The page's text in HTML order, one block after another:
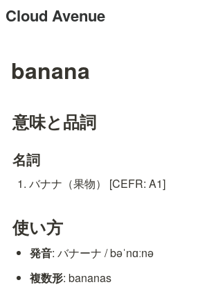
Cloud Avenue
banana
意味と品詞
名詞
バナナ（果物） [CEFR: A1]
使い方
発音: バナーナ / bəˈnɑːnə
複数形: bananas